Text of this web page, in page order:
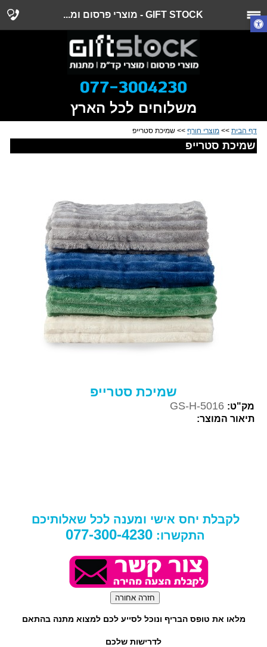
GIFT STOCK - מוצרי פרסום ומ...
משלוחים לכל הארץ
דף הבית >> מוצרי חורף >> שמיכת סטרייפ
שמיכת סטרייפ
שמיכת סטרייפ
מק"ט: GS-H-5016
תיאור המוצר:
לקבלת יחס אישי ומענה לכל שאלותיכם
התקשרו: 077-300-4230
מלאו את טופס הבריף ונוכל לסייע לכם למצוא מתנה בהתאם
לדרישות שלכם